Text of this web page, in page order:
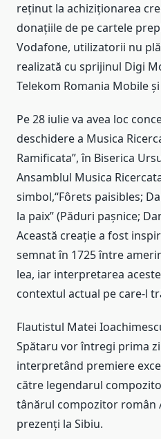
reţinut la achiziţionarea
donaţiile de pe cartele
Vodafone, utilizatorii nu
realizată cu sprijinul Digi
Telekom Romania Mobile
Pe 28 iulie va avea loc
deschidere a Musica
Ramificata”, în Biserica
Ansamblul Musica
simbol,“Fôrets paisibles;
la paix” (Păduri pașnice;
Această creație a fost
semnat în 1725 între
lea, iar interpretarea
contextul actual pe care-l
Flautistul Matei
Spătaru vor întregi prima
interpretând premiere
către legendarul
tânărul compozitor român
prezenți la Sibiu.